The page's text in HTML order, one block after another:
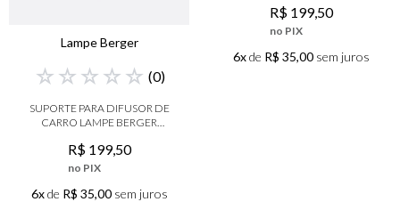
Lampe Berger
☆ ☆ ☆ ☆ ☆ (0)
SUPORTE PARA DIFUSOR DE
CARRO LAMPE BERGER
R$ 199,50
no PIX
6xde R$ 35,00sem juros
R$ 199,50
no PIX
6xde R$ 35,00sem juros